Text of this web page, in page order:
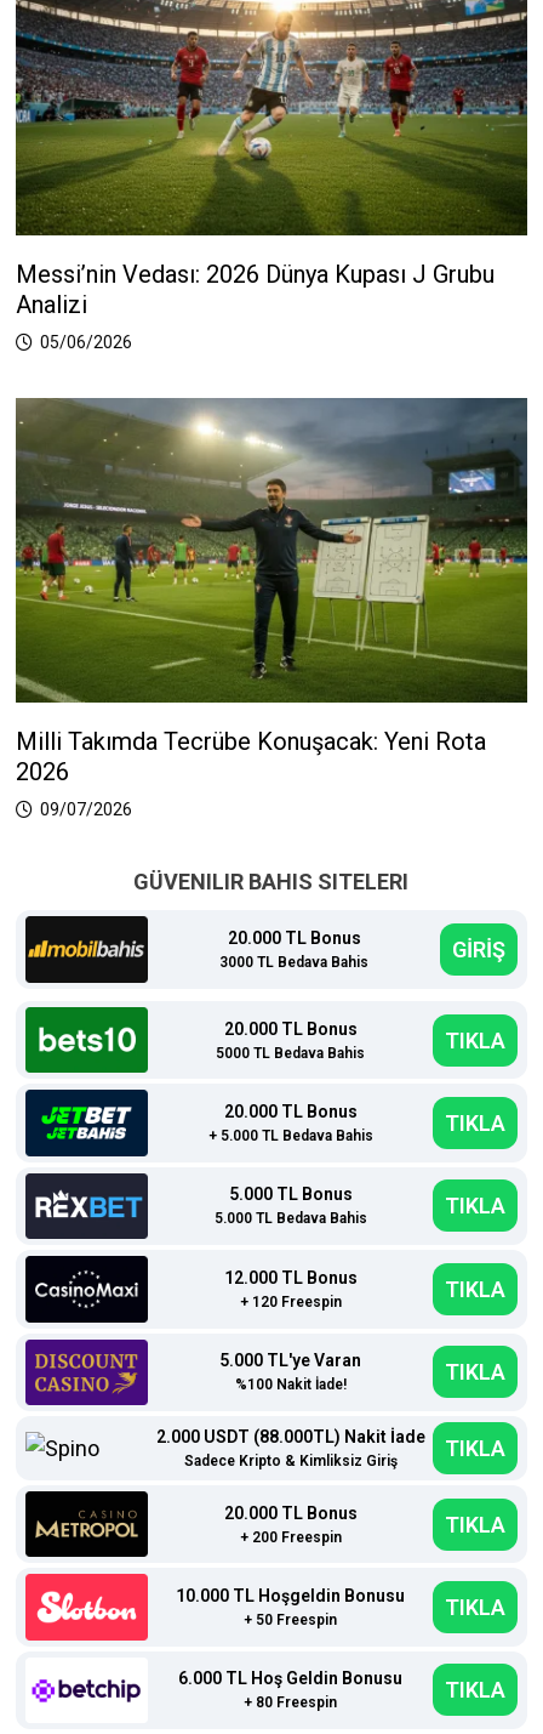
Messi’nin Vedası: 2026 Dünya Kupası J Grubu
Analizi
05/06/2026
Milli Takımda Tecrübe Konuşacak: Yeni Rota
2026
09/07/2026
GÜVENILIR BAHIS SITELERI
20.000 TL Bonus
3000 TL Bedava Bahis GİRİŞ
20.000 TL Bonus
5000 TL Bedava Bahis TIKLA
20.000 TL Bonus
+ 5.000 TL Bedava Bahis TIKLA
5.000 TL Bonus
5.000 TL Bedava Bahis TIKLA
12.000 TL Bonus
+ 120 Freespin TIKLA
5.000 TL'ye Varan
%100 Nakit İade! TIKLA
2.000 USDT (88.000TL) Nakit İade
Sadece Kripto & Kimliksiz Giriş TIKLA
20.000 TL Bonus
+ 200 Freespin TIKLA
10.000 TL Hoşgeldin Bonusu
+ 50 Freespin TIKLA
6.000 TL Hoş Geldin Bonusu
+ 80 Freespin TIKLA